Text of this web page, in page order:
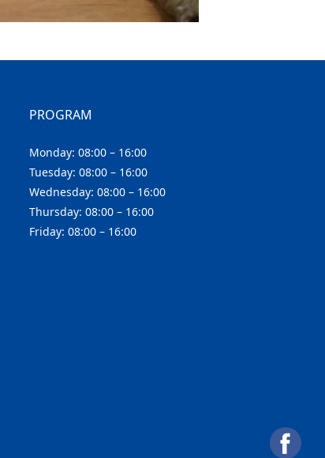
PROGRAM
Monday: 08:00 – 16:00
Tuesday: 08:00 – 16:00
Wednesday: 08:00 – 16:00
Thursday: 08:00 – 16:00
Friday: 08:00 – 16:00